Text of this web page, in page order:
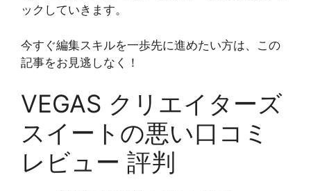
ックしていきます。
今すぐ編集スキルを一歩先に進めたい方は、この
記事をお見逃しなく！
VEGAS クリエイターズ
スイートの悪い口コミ
レビュー 評判